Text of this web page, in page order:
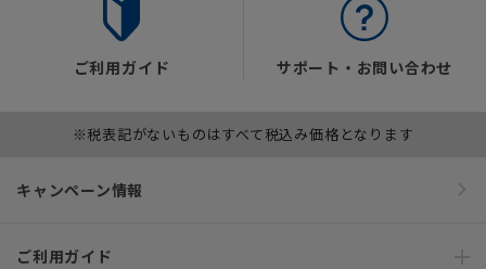
ご利用ガイド サポート・お問い合わせ
※税表記がないものはすべて税込み価格となります
キャンペーン情報
ご利用ガイド